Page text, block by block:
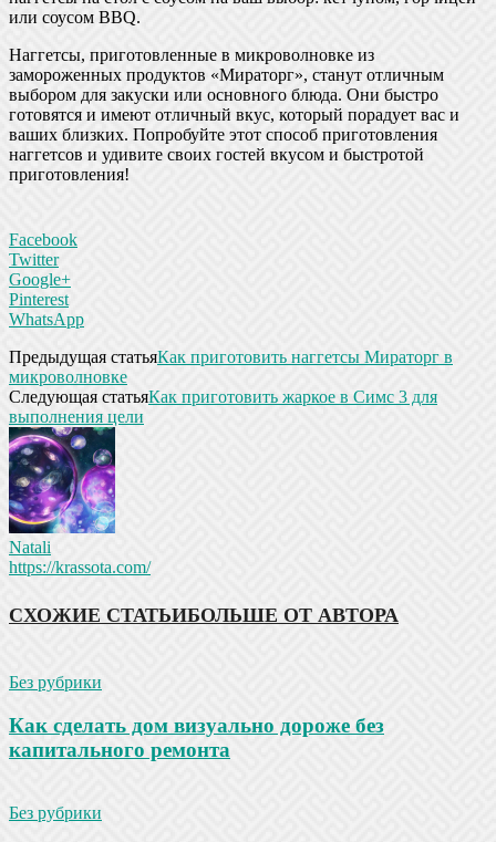
или соусом BBQ.
Наггетсы, приготовленные в микроволновке из
замороженных продуктов «Мираторг», станут отличным
выбором для закуски или основного блюда. Они быстро
готовятся и имеют отличный вкус, который порадует вас и
ваших близких. Попробуйте этот способ приготовления
наггетсов и удивите своих гостей вкусом и быстротой
приготовления!
Facebook
Twitter
Google+
Pinterest
WhatsApp
Предыдущая статьяКак приготовить наггетсы Мираторг в
микроволновке
Следующая статьяКак приготовить жаркое в Симс 3 для
выполнения цели
Natali
https://krassota.com/
СХОЖИЕ СТАТЬИБОЛЬШЕ ОТ АВТОРА
Без рубрики
Как сделать дом визуально дороже без
капитального ремонта
Без рубрики